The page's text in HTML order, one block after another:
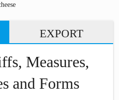
EXPORT
Measures,
and Forms